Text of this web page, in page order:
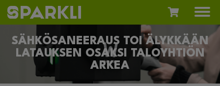
SÄHKÖSANEERAUS TOI ÄLYKKÄÄN
LATAUKSEN OSAKSI TALOYHTIÖN
ARKEA